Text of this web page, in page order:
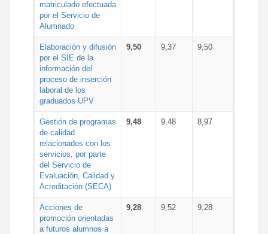
matriculado efectuada
por el Servicio de
Alumnado
Elaboración y difusión
por el SIE de la
información del
proceso de inserción
laboral de los
graduados UPV
9,50 9,37 9,50
Gestión de programas
de calidad
relacionados con los
servicios, por parte
del Servicio de
Evaluación, Calidad y
Acreditación (SECA)
9,48 9,48 8,97
Acciones de
promoción orientadas
a futuros alumnos a
9,28 9,52 9,28